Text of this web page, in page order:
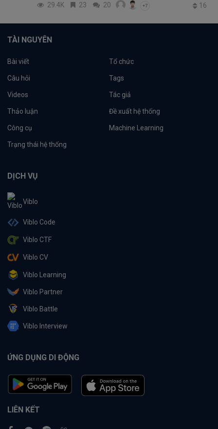
29.4K 23 20 +7 16
TÀI NGUYÊN
Bài viết Tổ chức
Câu hỏi Tags
Videos Tác giả
Thảo luận Đề xuất hệ thống
Công cụ Machine Learning
Trạng thái hệ thống
DỊCH VỤ
Viblo
Viblo Code
Viblo CTF
Viblo CV
Viblo Learning
Viblo Partner
Viblo Battle
Viblo Interview
ỨNG DỤNG DI ĐỘNG
LIÊN KẾT